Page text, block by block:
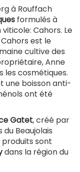
à Rouffach
formulés à
Cahors. Le
est le
cultive des
Anne
les cosmétiques.
une boisson anti-
ont été
Gatet, créé par
Beaujolais
produits sont
dans la région du